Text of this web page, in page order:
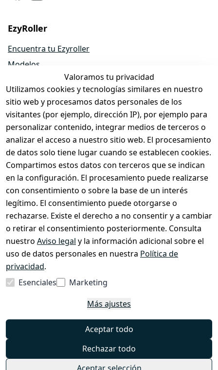
Valoramos tu privacidad
Utilizamos cookies y tecnologías similares en nuestro
sitio web y procesamos datos personales de los
visitantes (por ejemplo, dirección IP), por ejemplo para
personalizar contenido, integrar medios de terceros o
analizar el acceso a nuestro sitio web. El procesamiento
de datos solo tiene lugar cuando se establecen cookies.
Compartimos estos datos con terceros que se indican
en la configuración. El procesamiento puede realizarse
con consentimiento o sobre la base de un interés
legítimo. El consentimiento puede otorgarse o
rechazarse. Existe el derecho a no consentir y a cambiar
o retirar el consentimiento posteriormente. Consulta
nuestro Aviso legal y la información adicional sobre el
uso de datos personales en nuestra Política de
privacidad.
Esenciales
Marketing
Más ajustes
Aceptar todo
Rechazar todo
EzyRoller
Encuentra tu Ezyroller
Modelos
EzyRoller Originals
EzyRoller X-Series
Accesorios
Piezas de repuesto
Ofertas y packs
Hazte distribuidor
Sobre nosotros
Tienda y Contacto
Cuidado de EzyRoller & Garantía
Derecho de desistimiento
Formulario de desistimiento
Aviso legal
Política de privacidad
Términos y condiciones
Preguntas frecuentes